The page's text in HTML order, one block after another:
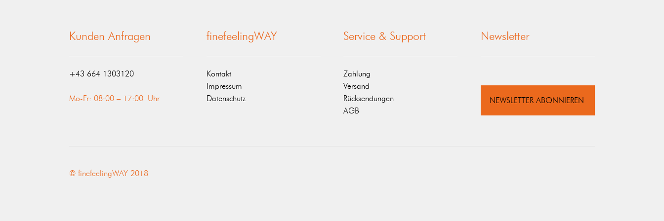
Kunden Anfragen
‭+43 664 1303120‬
Mo-Fr: 08:00 – 17:00 Uhr
finefeelingWAY
Kontakt
Impressum
Datenschutz
Service & Support
Zahlung
Versand
Rücksendungen
AGB
Newsletter
NEWSLETTER ABONNIEREN
© finefeelingWAY 2018